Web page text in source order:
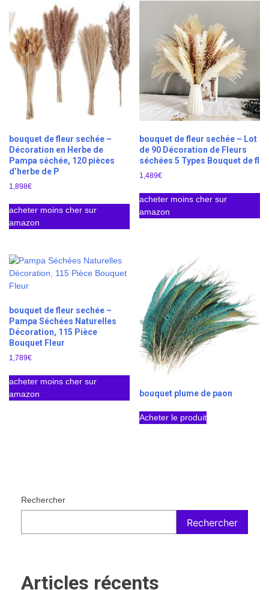
bouquet de fleur sechée –
Décoration en Herbe de
Pampa séchée, 120 pièces
d’herbe de P
1,898€
acheter moins cher sur
amazon
bouquet de fleur sechée – Lot
de 90 Décoration de Fleurs
séchées 5 Types Bouquet de fl
1,489€
acheter moins cher sur
amazon
bouquet de fleur sechée –
Pampa Séchées Naturelles
Décoration, 115 Pièce
Bouquet Fleur
1,789€
acheter moins cher sur
amazon
bouquet plume de paon
Acheter le produit
Rechercher
Rechercher
Articles récents